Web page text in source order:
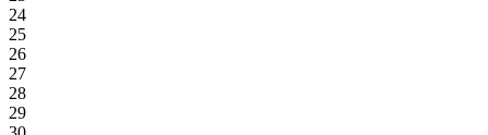
24
25
26
27
28
29